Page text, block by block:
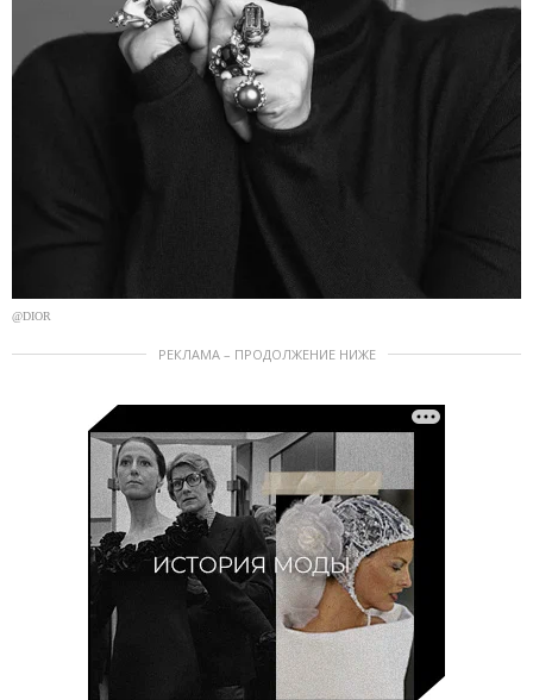
@DIOR
РЕКЛАМА – ПРОДОЛЖЕНИЕ НИЖЕ